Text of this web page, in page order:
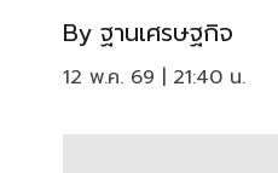
By ฐานเศรษฐกิจ
12 พ.ค. 69 | 21:40 น.